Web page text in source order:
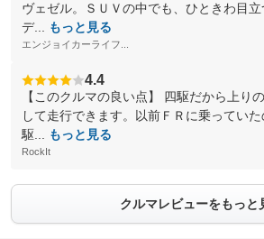
ヴェゼル。ＳＵＶの中でも、ひときわ目
デ...
もっと見る
エンジョイカーライフ...
4.4
【このクルマの良い点】 四駆だから上り
して走行できます。以前ＦＲに乗ってい
駆...
もっと見る
RockIt
クルマレビューをもっと